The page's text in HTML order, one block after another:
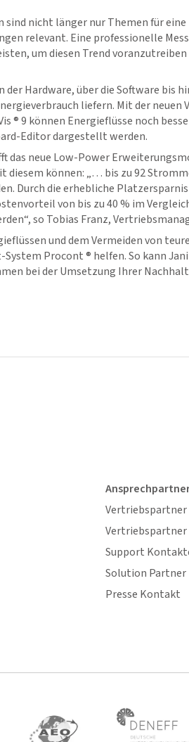
nicht länger nur Themen für
relevant. Eine professionelle
um diesen Trend
Hardware, über die Software bis
liefern. Mit der neuen
® 9 können Energieflüsse noch
Editor dargestellt werden.
das neue Low-Power
diesem können: „… bis zu 92
Durch die erhebliche
von bis zu 40 % im
so Tobias Franz,
und dem Vermeiden von
Procont ® helfen. So kann
bei der Umsetzung Ihrer
Vertriebspartner
Support
Solution Partner
Presse Kontakt